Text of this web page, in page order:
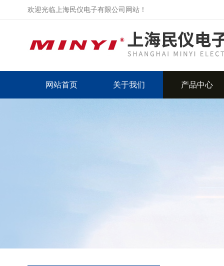
欢迎光临上海民仪电子有限公司网站！
网站首页 关于我们 产品中心